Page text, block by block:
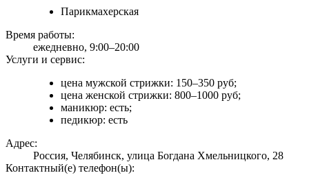
Парикмахерская
Время работы:
ежедневно, 9:00–20:00
Услуги и сервис:
цена мужской стрижки: 150–350 руб;
цена женской стрижки: 800–1000 руб;
маникюр: есть;
педикюр: есть
Адрес:
Россия, Челябинск, улица Богдана Хмельницкого, 28
Контактный(е) телефон(ы):